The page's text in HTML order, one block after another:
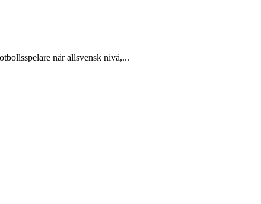
når allsvensk nivå,...